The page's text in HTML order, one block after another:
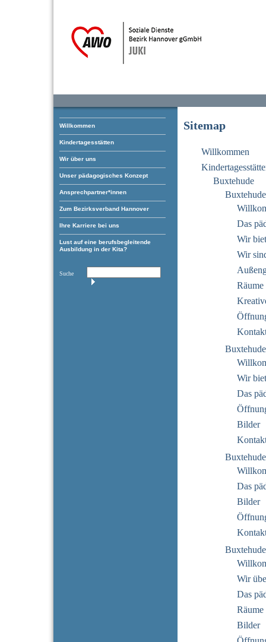
Willkommen
Kindertagesstätten
Wir über uns
Unser pädagogisches Konzept
Ansprechpartner*innen
Zum Bezirksverband Hannover
Ihre Karriere bei uns
Lust auf eine berufsbegleitende
Ausbildung in der Kita?
Suche
Sitemap
Willkommen
Buxtehude
Das
Wir
Wir
Räume
Wir
Das
Bilder
Das
Bilder
Wir
Das
Räume
Bilder